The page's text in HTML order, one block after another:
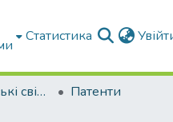
Статистика
Патенти та авторські свідоцтва
Патенти